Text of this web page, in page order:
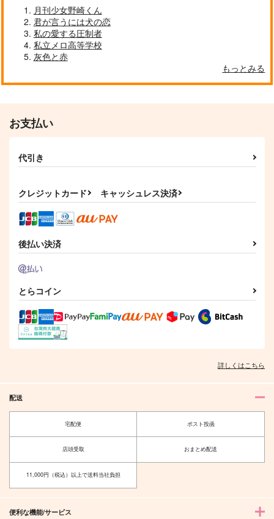
月刊少女野崎くん
君が言うには犬の恋
私の愛する圧制者
私立メロ高等学校
灰色と赤
もっとみる
お支払い
代引き
クレジットカード キャッシュレス決済
後払い決済
とらコイン
詳しくはこちら
配送
宅配便 ポスト投函
店頭受取 おまとめ配送
11,000円（税込）以上で送料当社負担
便利な機能/サービス